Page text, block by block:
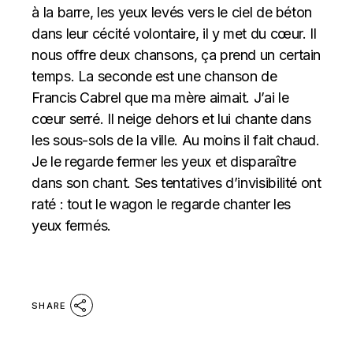
à la barre, les yeux levés vers le ciel de béton
dans leur cécité volontaire, il y met du cœur. Il
nous offre deux chansons, ça prend un certain
temps. La seconde est une chanson de
Francis Cabrel que ma mère aimait. J’ai le
cœur serré. Il neige dehors et lui chante dans
les sous-sols de la ville. Au moins il fait chaud.
Je le regarde fermer les yeux et disparaître
dans son chant. Ses tentatives d’invisibilité ont
raté : tout le wagon le regarde chanter les
yeux fermés.
SHARE